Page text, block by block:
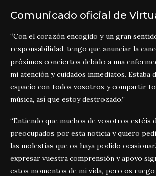
Comunicado oficial de
“Con el corazón encogido y un gran
responsabilidad, tengo que anunciar la
próximos conciertos debido a una
mi atención y cuidados inmediatos. Estaba
espacio con todos vosotros y compartir
música, así que estoy destrozado.”
“Entiendo que muchos de vosotros estéis
preocupados por esta noticia y quiero
las molestias que os haya podido
expresar vuestra comprensión y apoyo
estos momentos de mi vida, pero os